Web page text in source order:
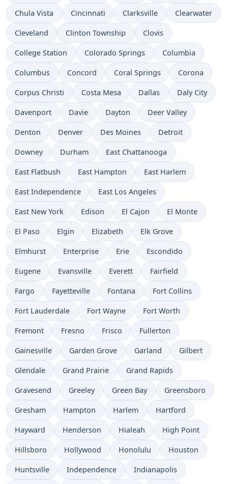
Chula Vista Cincinnati Clarksville Clearwater
Cleveland Clinton Township Clovis
College Station Colorado Springs Columbia
Columbus Concord Coral Springs Corona
Corpus Christi Costa Mesa Dallas Daly City
Davenport Davie Dayton Deer Valley
Denton Denver Des Moines Detroit
Downey Durham East Chattanooga
East Flatbush East Hampton East Harlem
East Independence East Los Angeles
East New York Edison El Cajon El Monte
El Paso Elgin Elizabeth Elk Grove
Elmhurst Enterprise Erie Escondido
Eugene Evansville Everett Fairfield
Fargo Fayetteville Fontana Fort Collins
Fort Lauderdale Fort Wayne Fort Worth
Fremont Fresno Frisco Fullerton
Gainesville Garden Grove Garland Gilbert
Glendale Grand Prairie Grand Rapids
Gravesend Greeley Green Bay Greensboro
Gresham Hampton Harlem Hartford
Hayward Henderson Hialeah High Point
Hillsboro Hollywood Honolulu Houston
Huntsville Independence Indianapolis